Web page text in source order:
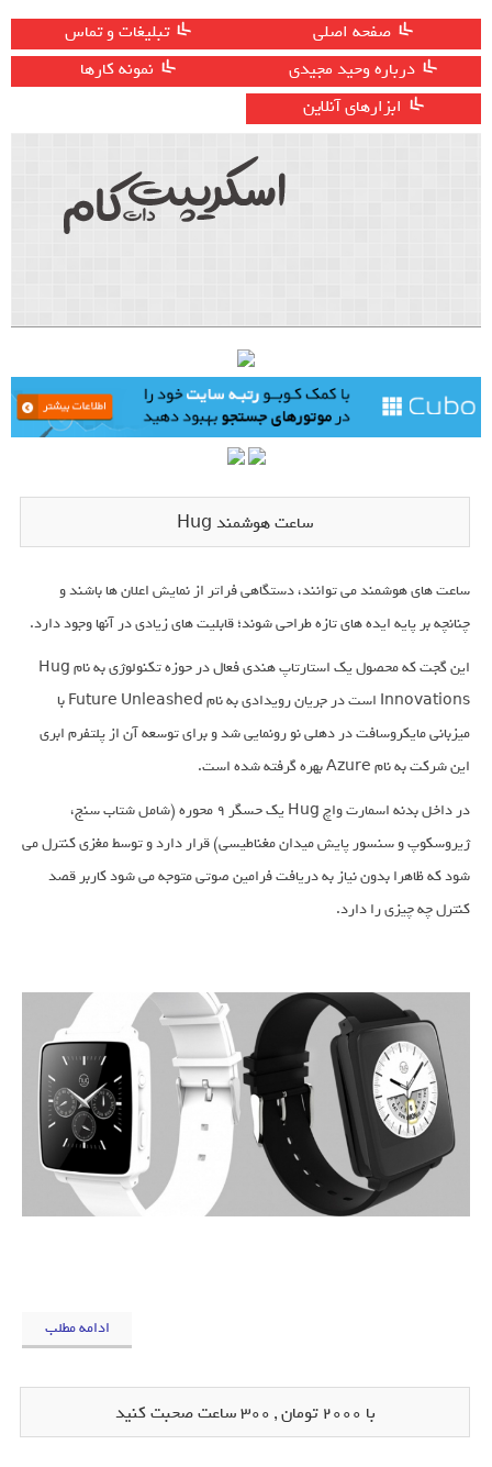
صفحه اصلی
تبلیغات و تماس
درباره وحید مجیدی
نمونه کارها
ابزارهای آنلاین
ساعت هوشمند Hug
ساعت های هوشمند می توانند، دستگاهی فراتر از نمایش اعلان ها باشند و
چنانچه بر پایه ایده های تازه طراحی شوند؛ قابلیت های زیادی در آنها وجود دارد.
این گجت که محصول یک استارتاپ هندی فعال در حوزه تکنولوژی به نام Hug
Innovations است در جریان رویدادی به نام Future Unleashed با
میزبانی مایکروسافت در دهلی نو رونمایی شد و برای توسعه آن از پلتفرم ابری
این شرکت به نام Azure بهره گرفته شده است.
در داخل بدنه اسمارت واچ Hug یک حسگر 9 محوره (شامل شتاب سنج،
ژیروسکوپ و سنسور پایش میدان مغناطیسی) قرار دارد و توسط مغزی کنترل می
شود که ظاهرا بدون نیاز به دریافت فرامین صوتی متوجه می شود کاربر قصد
کنترل چه چیزی را دارد.
ادامه مطلب
با 2000 تومان , 300 ساعت صحبت کنید